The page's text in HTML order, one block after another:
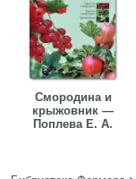
Смородина и
крыжовник —
Поплева Е. А.